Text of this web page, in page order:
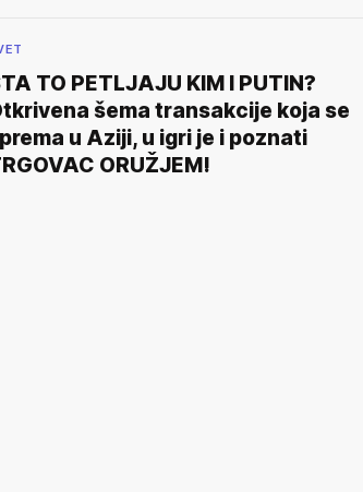
TO PETLJAJU KIM I PUTIN?
šema transakcije koja se
u Aziji, u igri je i poznati
ORUŽJEM!